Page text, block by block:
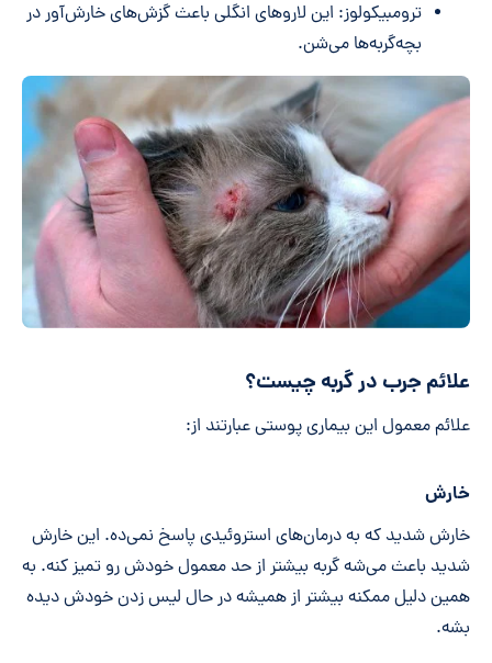
ترومبیکولوز: این لاروهای انگلی باعث گزش‌های خارش‌آور در
بچه‌گربه‌ها می‌شن.
علائم جرب در گربه چیست؟
علائم معمول این بیماری پوستی عبارتند از:
خارش
خارش شدید که به درمان‌های استروئیدی پاسخ نمی‌ده. این خارش
شدید باعث می‌شه گربه بیشتر از حد معمول خودش رو تمیز کنه. به
همین دلیل ممکنه بیشتر از همیشه در حال لیس زدن خودش دیده
بشه.